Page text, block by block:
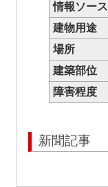
情報ソース
建物用途
場所
建築部位
障害程度
新聞記事